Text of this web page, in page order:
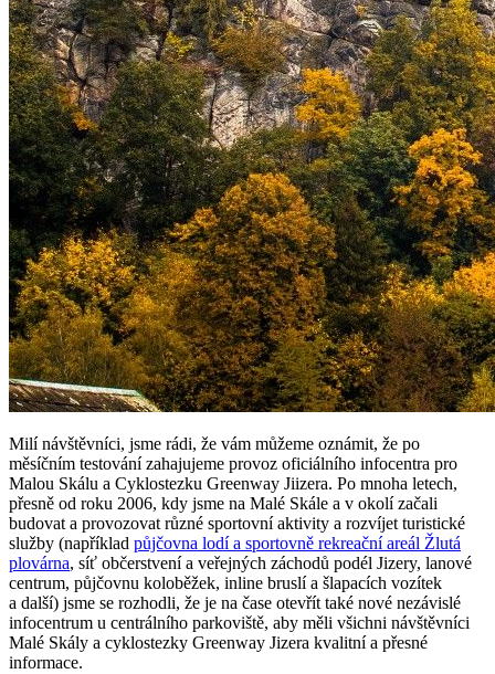
Milí návštěvníci, jsme rádi, že vám můžeme oznámit, že po
měsíčním testování zahajujeme provoz oficiálního infocentra pro
Malou Skálu a Cyklostezku Greenway Jiizera. Po mnoha letech,
přesně od roku 2006, kdy jsme na Malé Skále a v okolí začali
budovat a provozovat různé sportovní aktivity a rozvíjet turistické
služby (například půjčovna lodí a sportovně rekreační areál Žlutá
plovárna, síť občerstvení a veřejných záchodů podél Jizery, lanové
centrum, půjčovnu koloběžek, inline bruslí a šlapacích vozítek
a další) jsme se rozhodli, že je na čase otevřít také nové nezávislé
infocentrum u centrálního parkoviště, aby měli všichni návštěvníci
Malé Skály a cyklostezky Greenway Jizera kvalitní a přesné
informace.